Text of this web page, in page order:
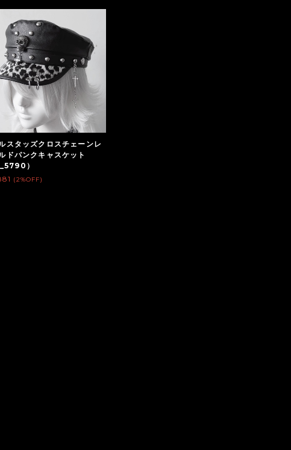
スタッズクロスチェーンレ
ドパンクキャスケット
）
(2%OFF)